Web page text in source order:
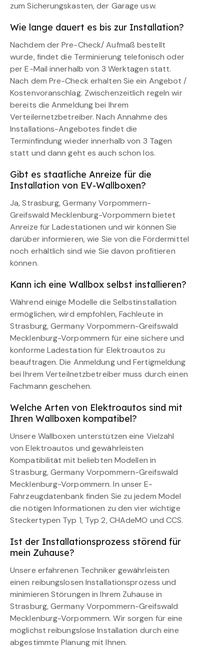
zum Sicherungskasten, der Garage usw.
Wie lange dauert es bis zur Installation?
Nachdem der Pre-Check/ Aufmaß bestellt
wurde, findet die Terminierung telefonisch oder
per E-Mail innerhalb von 3 Werktagen statt.
Nach dem Pre-Check erhalten Sie ein Angebot /
Kostenvoranschlag. Zwischenzeitlich regeln wir
bereits die Anmeldung bei Ihrem
Verteilernetzbetreiber. Nach Annahme des
Installations-Angebotes findet die
Terminfindung wieder innerhalb von 3 Tagen
statt und dann geht es auch schon los.
Gibt es staatliche Anreize für die
Installation von EV-Wallboxen?
Ja, Strasburg, Germany Vorpommern-
Greifswald Mecklenburg-Vorpommern bietet
Anreize für Ladestationen und wir können Sie
darüber informieren, wie Sie von die Fördermittel
noch erhältlich sind wie Sie davon profitieren
können.
Kann ich eine Wallbox selbst installieren?
Während einige Modelle die Selbstinstallation
ermöglichen, wird empfohlen, Fachleute in
Strasburg, Germany Vorpommern-Greifswald
Mecklenburg-Vorpommern für eine sichere und
konforme Ladestation für Elektroautos zu
beauftragen. Die Anmeldung und Fertigmeldung
bei Ihrem Verteilnetzbetreiber muss durch einen
Fachmann geschehen.
Welche Arten von Elektroautos sind mit
Ihren Wallboxen kompatibel?
Unsere Wallboxen unterstützen eine Vielzahl
von Elektroautos und gewährleisten
Kompatibilität mit beliebten Modellen in
Strasburg, Germany Vorpommern-Greifswald
Mecklenburg-Vorpommern. In unser E-
Fahrzeugdatenbank finden Sie zu jedem Model
die nötigen Informationen zu den vier wichtige
Steckertypen Typ 1, Typ 2, CHAdeMO und CCS.
Ist der Installationsprozess störend für
mein Zuhause?
Unsere erfahrenen Techniker gewährleisten
einen reibungslosen Installationsprozess und
minimieren Störungen in Ihrem Zuhause in
Strasburg, Germany Vorpommern-Greifswald
Mecklenburg-Vorpommern. Wir sorgen für eine
möglichst reibungslose Installation durch eine
abgestimmte Planung mit Ihnen.